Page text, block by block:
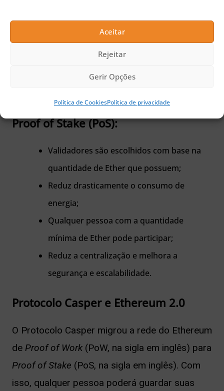
Aceitar
Rejeitar
Gerir Opções
Política de CookiesPolítica de privacidade
consome muita energia;
Alta recompensa para os mineradores por
novos blocos e taxas de transação;
Problemas ambientais devido ao alto
Proof of Stake (PoS):
Validadores são escolhidos com base na
quantidade de Ether que possuem;
Reduz drasticamente o consumo de
energia;
Qualquer pessoa com a quantidade
mínima de Ether pode participar;
Reduz a centralização e melhora a
segurança e escalabilidade.
Protocolo Casper e Ethereum 2.0
O Protocolo Casper migrou a rede do Ethereum
de Proof of Work(PoW, na sigla em inglês) para
Proof of Stake (PoS, na sigla em inglês). Com
isso, qualquer pessoa poderá guardar suas